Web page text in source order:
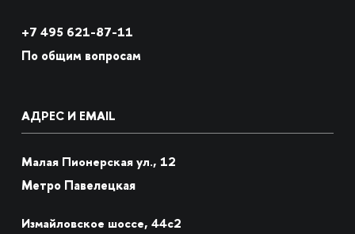
+7 495 621-87-11
По общим вопросам
АДРЕС И EMAIL
Малая Пионерская ул., 12
Метро Павелецкая
Измайловское шоссе, 44с2